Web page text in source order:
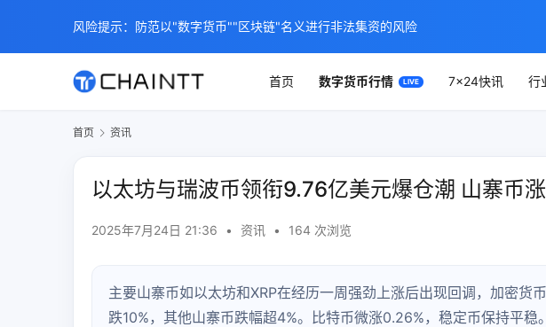
首页 数字货币行情 7×24快讯 行
首页 资讯
以太坊与瑞波币领衔9.76亿美元爆仓潮 山寨币
2025年7月24日 21:36 • 资讯 • 164 次浏览
主要山寨币如以太坊和XRP在经历一周强劲上涨后出现回调，加密货
跌10%，其他山寨币跌幅超4%。比特币微涨0.26%，稳定币保持平
风险提示：防范以"数字货币""区块链"名义进行非法集资的风险